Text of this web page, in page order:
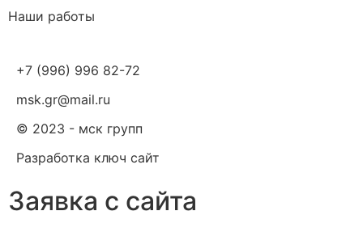
Наши работы
+7 (996) 996 82-72
msk.gr@mail.ru
© 2023 - мск групп
Разработка ключ сайт
Заявка с сайта